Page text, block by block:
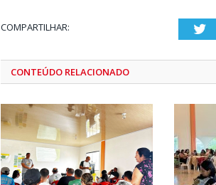
COMPARTILHAR:
CONTEÚDO RELACIONADO